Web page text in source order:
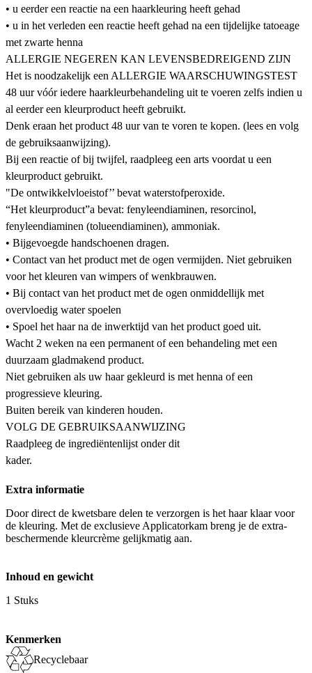
• u eerder een reactie na een haarkleuring heeft gehad
• u in het verleden een reactie heeft gehad na een tijdelijke tatoeage
met zwarte henna
ALLERGIE NEGEREN KAN LEVENSBEDREIGEND ZIJN
Het is noodzakelijk een ALLERGIE WAARSCHUWINGSTEST
48 uur vóór iedere haarkleurbehandeling uit te voeren zelfs indien u
al eerder een kleurproduct heeft gebruikt.
Denk eraan het product 48 uur van te voren te kopen. (lees en volg
de gebruiksaanwijzing).
Bij een reactie of bij twijfel, raadpleeg een arts voordat u een
kleurproduct gebruikt.
"De ontwikkelvloeistof’’ bevat waterstofperoxide.
“Het kleurproduct”a bevat: fenyleendiaminen, resorcinol,
fenyleendiaminen (tolueendiaminen), ammoniak.
• Bijgevoegde handschoenen dragen.
• Contact van het product met de ogen vermijden. Niet gebruiken
voor het kleuren van wimpers of wenkbrauwen.
• Bij contact van het product met de ogen onmiddellijk met
overvloedig water spoelen
• Spoel het haar na de inwerktijd van het product goed uit.
Wacht 2 weken na een permanent of een behandeling met een
duurzaam gladmakend product.
Niet gebruiken als uw haar gekleurd is met henna of een
progressieve kleuring.
Buiten bereik van kinderen houden.
VOLG DE GEBRUIKSAANWIJZING
Raadpleeg de ingrediëntenlijst onder dit
kader.
Extra informatie
Door direct de kwetsbare delen te verzorgen is het haar klaar voor
de kleuring. Met de exclusieve Applicatorkam breng je de extra-
beschermende kleurcrème gelijkmatig aan.
Inhoud en gewicht
1 Stuks
Kenmerken
Recyclebaar